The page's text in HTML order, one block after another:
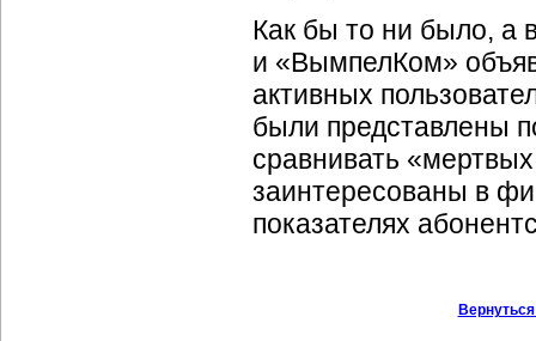
Как бы то ни было, а
и «ВымпелКом»
активных
были представлены
сравнивать
заинтересованы в
показателях